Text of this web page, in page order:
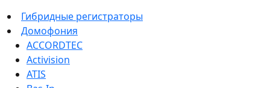
Гибридные регистраторы
Домофония
ACCORDTEC
Activision
ATIS